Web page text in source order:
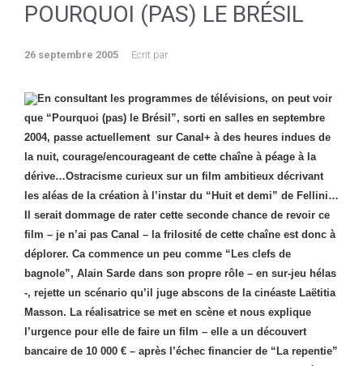
POURQUOI (PAS) LE BRÉSIL
26 septembre 2005 Ecrit par
En consultant les programmes de télévisions, on peut voir
que “Pourquoi (pas) le Brésil”, sorti en salles en septembre
2004, passe actuellement sur Canal+ à des heures indues de
la nuit, courage/encourageant de cette chaîne à péage à la
dérive…Ostracisme curieux sur un film ambitieux décrivant
les aléas de la création à l’instar du “Huit et demi” de Fellini…
Il serait dommage de rater cette seconde chance de revoir ce
film – je n’ai pas Canal – la frilosité de cette chaîne est donc à
déplorer. Ca commence un peu comme “Les clefs de
bagnole”, Alain Sarde dans son propre rôle – en sur-jeu hélas
-, rejette un scénario qu’il juge abscons de la cinéaste Laëtitia
Masson. La réalisatrice se met en scène et nous explique
l’urgence pour elle de faire un film – elle a un découvert
bancaire de 10 000 € – après l’échec financier de “La repentie”